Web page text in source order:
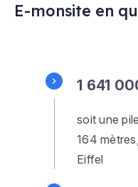
E-monsite en
1 641
soit une
164
Eiffel